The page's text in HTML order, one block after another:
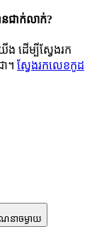
ជាក់លាក់?
ដើម្បីស្វែងរក
។ ស្វែងរកលេខកូដ
នាចម្ងាយ